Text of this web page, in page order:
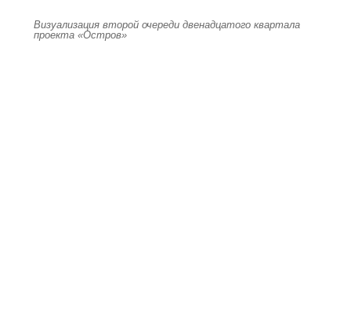
Визуализация второй очереди двенадцатого квартала
проекта «Остров»